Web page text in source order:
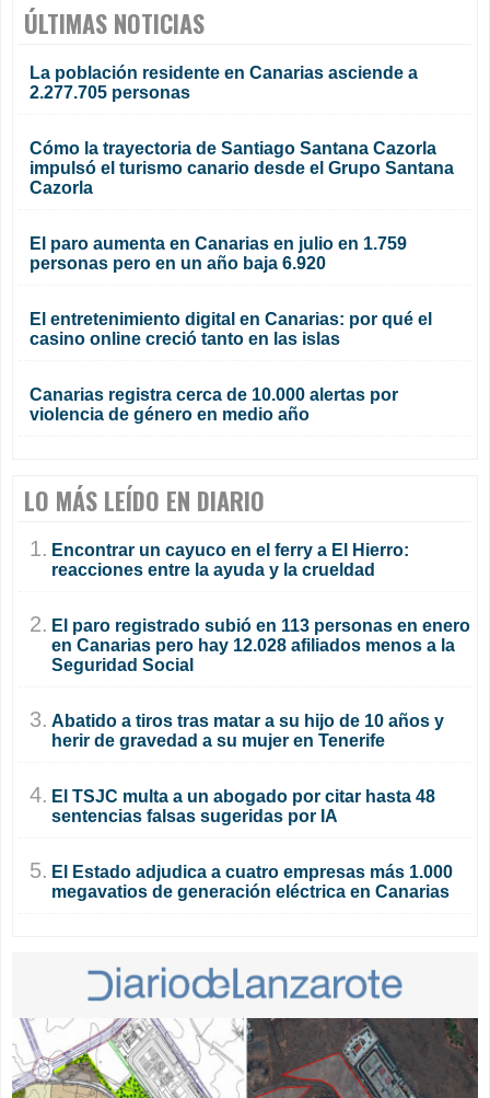
ÚLTIMAS NOTICIAS
La población residente en Canarias asciende a
2.277.705 personas
Cómo la trayectoria de Santiago Santana Cazorla
impulsó el turismo canario desde el Grupo Santana
Cazorla
El paro aumenta en Canarias en julio en 1.759
personas pero en un año baja 6.920
El entretenimiento digital en Canarias: por qué el
casino online creció tanto en las islas
Canarias registra cerca de 10.000 alertas por
violencia de género en medio año
LO MÁS LEÍDO EN DIARIO
1. Encontrar un cayuco en el ferry a El Hierro:
reacciones entre la ayuda y la crueldad
2. El paro registrado subió en 113 personas en enero
en Canarias pero hay 12.028 afiliados menos a la
Seguridad Social
3. Abatido a tiros tras matar a su hijo de 10 años y
herir de gravedad a su mujer en Tenerife
4. El TSJC multa a un abogado por citar hasta 48
sentencias falsas sugeridas por IA
5. El Estado adjudica a cuatro empresas más 1.000
megavatios de generación eléctrica en Canarias